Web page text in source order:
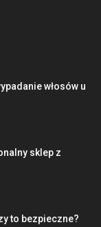
włosów u
sklep z
to bezpieczne?